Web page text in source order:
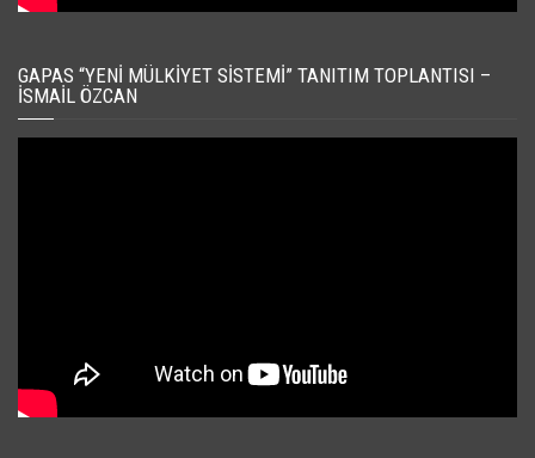
GAPAS “YENI MÜLKIYET SISTEMI” TANITIM TOPLANTISI –
İSMAIL ÖZCAN